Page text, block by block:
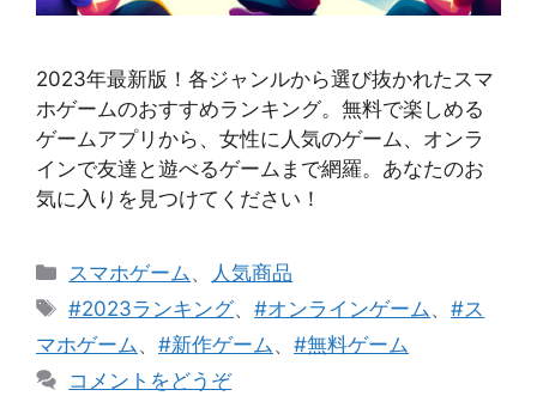
2023年最新版！各ジャンルから選び抜かれたスマ
ホゲームのおすすめランキング。無料で楽しめる
ゲームアプリから、女性に人気のゲーム、オンラ
インで友達と遊べるゲームまで網羅。あなたのお
気に入りを見つけてください！
カ
テ
リ
ー
スマホゲーム、
人気商品
タ
グ
#2023ランキング、#オンラインゲーム、#ス
マホゲーム、 #新作ゲーム、 #無料ゲーム
コメントをどうぞ